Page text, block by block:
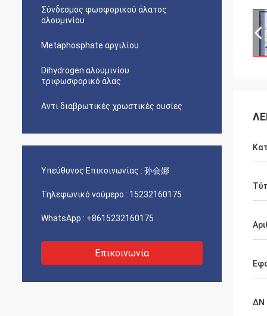
Σύνδεσμος φωσφορικού άλατος
αλουμινίου
Metaphosphate αργιλίου
Dihydrogen αλουμινίου
τριφωσφορικό άλας
Αντι διαβρωτικές χρωστικές ουσίες
Υπεύθυνος Επικοινωνίας : 孙会娜
Τηλεφωνικό νούμερο : 15232160175
WhatsApp : +8615232160175
Επικοινωνία
ΔΝ